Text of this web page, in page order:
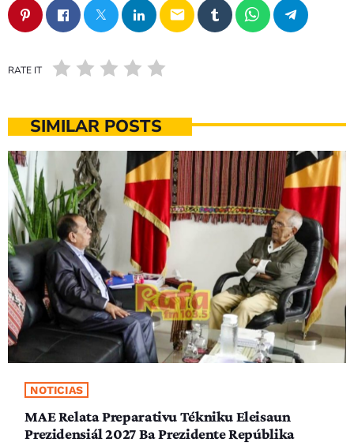
email
RATE IT
SIMILAR POSTS
NOTICIAS
MAE Relata Preparativu Tékniku Eleisaun
Prezidensiál 2027 Ba Prezidente Repúblika